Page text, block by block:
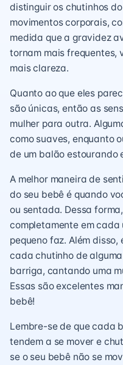
distinguir os chutinhos
movimentos corporais,
medida que a gravidez
tornam mais frequentes,
mais clareza.
Quanto ao que eles
são únicas, então as
mulher para outra.
como suaves, enquanto
de um balão estourando
A melhor maneira de
do seu bebê é quando
ou sentada. Dessa
completamente em cada
pequeno faz. Além
cada chutinho de
barriga, cantando uma
Essas são excelentes
bebê!
Lembre-se de que cada
tendem a se mover e
se o seu bebê não se